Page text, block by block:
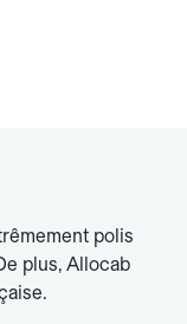
polis
plus, Allocab